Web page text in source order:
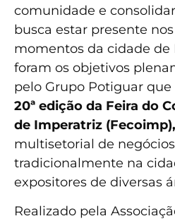
comunidade e
busca estar presente
momentos da cidade de
foram os objetivos
pelo Grupo Potiguar
20ª edição da Feira do
de Imperatriz (Fecoimp),
multisetorial de
tradicionalmente na
expositores de diversas
Realizado pela